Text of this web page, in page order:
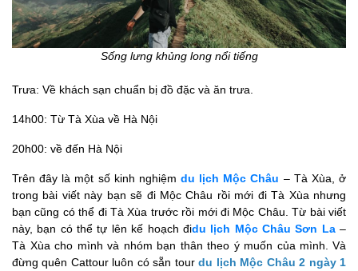
Sống lưng khủng long nổi tiếng
Trưa: Về khách sạn chuẩn bị đồ đặc và ăn trưa.
14h00: Từ Tà Xùa về Hà Nội
20h00: về đến Hà Nội
Trên đây là một số kinh nghiệm du lịch Mộc Châu – Tà Xùa, ở
trong bài viết này bạn sẽ đi Mộc Châu rồi mới đi Tà Xùa nhưng
bạn cũng có thể đi Tà Xùa trước rồi mới đi Mộc Châu. Từ bài viết
này, bạn có thể tự lên kế hoạch đidu lịch Mộc Châu Sơn La–
Tà Xùa cho mình và nhóm bạn thân theo ý muốn của mình.
Và
đừng quên Cattour luôn có sẵn tourdu lịch Mộc Châu 2 ngày 1